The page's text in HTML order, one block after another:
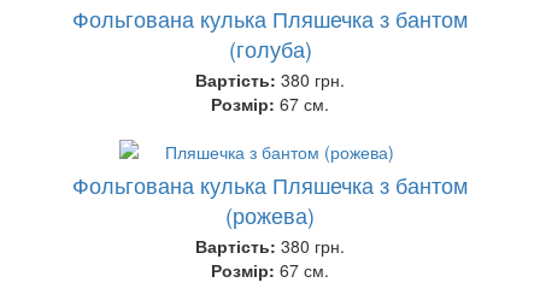
Фольгована кулька Пляшечка з бантом
(голуба)
Вартість: 380 грн.
Розмір: 67 см.
Фольгована кулька Пляшечка з бантом
(рожева)
Вартість: 380 грн.
Розмір: 67 см.